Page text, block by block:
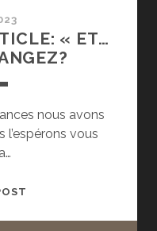
2023
« ET…
nous avons
l’espérons vous